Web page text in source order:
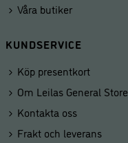
Våra butiker
KUNDSERVICE
Köp presentkort
Om Leilas General Store
Kontakta oss
Frakt och leverans